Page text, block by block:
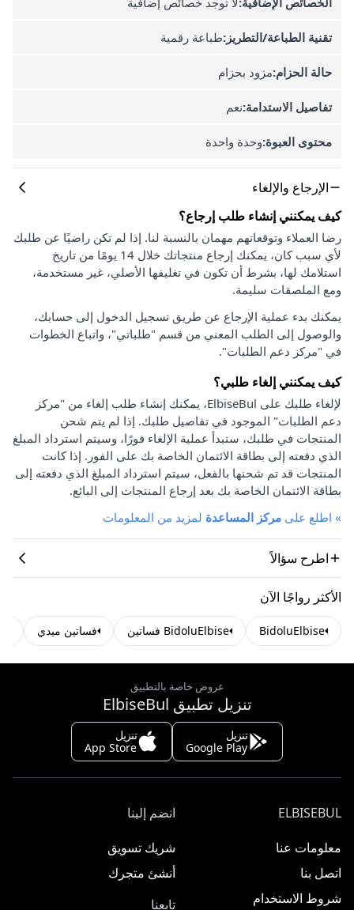
تقنية الطباعة/التطريز:طباعة رقمية
حالة الحزام:مزود بحزام
تفاصيل الاستدامة:نعم
محتوى العبوة:وحدة واحدة
الإرجاع والإلغاء
كيف يمكنني إنشاء طلب إرجاع؟
رضا العملاء وتوقعاتهم مهمان بالنسبة لنا. إذا لم تكن راضيًا عن طلبك
لأي سبب كان، يمكنك إرجاع منتجاتك خلال 14 يومًا من تاريخ
استلامك لها، بشرط أن تكون في تغليفها الأصلي، غير مستخدمة،
ومع الملصقات سليمة.
يمكنك بدء عملية الإرجاع عن طريق تسجيل الدخول إلى حسابك،
والوصول إلى الطلب المعني من قسم "طلباتي"، واتباع الخطوات
في "مركز دعم الطلبات".
كيف يمكنني إلغاء طلبي؟
لإلغاء طلبك على ElbiseBul، يمكنك إنشاء طلب إلغاء من "مركز
دعم الطلبات" الموجود في تفاصيل طلبك. إذا لم يتم شحن
المنتجات في طلبك، ستبدأ عملية الإلغاء فورًا، وسيتم استرداد المبلغ
الذي دفعته إلى بطاقة الائتمان الخاصة بك على الفور. إذا كانت
المنتجات قد تم شحنها بالفعل، سيتم استرداد المبلغ الذي دفعته إلى
بطاقة الائتمان الخاصة بك بعد إرجاع المنتجات إلى البائع.
» اطلع على مركز المساعدة لمزيد من المعلومات
اطرح سؤالاً
الأكثر رواجًا الآن
BidoluElbise BidoluElbise فساتين فساتين ميدي
عروض خاصة بالتطبيق
تنزيل تطبيق ElbiseBul
تنزيل
Google Play
تنزيل
App Store
ELBISEBUL
معلومات عنا
اتصل بنا
شروط الاستخدام
انضم إلينا
شريك تسويق
أنشئ متجرك
تابعنا